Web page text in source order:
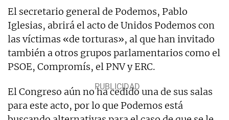
El secretario general de Podemos, Pablo
Iglesias, abrirá el acto de Unidos Podemos con
las víctimas «de torturas», al que han invitado
también a otros grupos parlamentarios como el
PSOE, Compromís, el PNV y ERC.
El Congreso aún no ha cedido una de sus salas
para este acto, por lo que Podemos está